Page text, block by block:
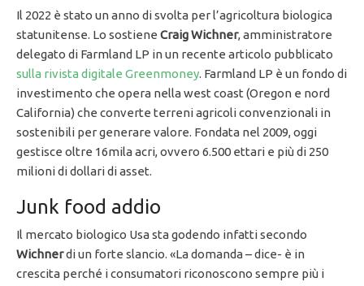
Il 2022 è stato un anno di svolta per l’agricoltura biologica
statunitense. Lo sostiene Craig Wichner, amministratore
delegato di Farmland LP in un recente articolo pubblicato
sulla rivista digitale Greenmoney. Farmland LP è un fondo di
investimento che opera nella west coast (Oregon e nord
California) che converte terreni agricoli convenzionali in
sostenibili per generare valore. Fondata nel 2009, oggi
gestisce oltre 16mila acri, ovvero 6.500 ettari e più di 250
milioni di dollari di asset.
Junk food addio
Il mercato biologico Usa sta godendo infatti secondo
Wichnerdi un forte slancio. «La domanda – dice- è in
crescita perché i consumatori riconoscono sempre più i